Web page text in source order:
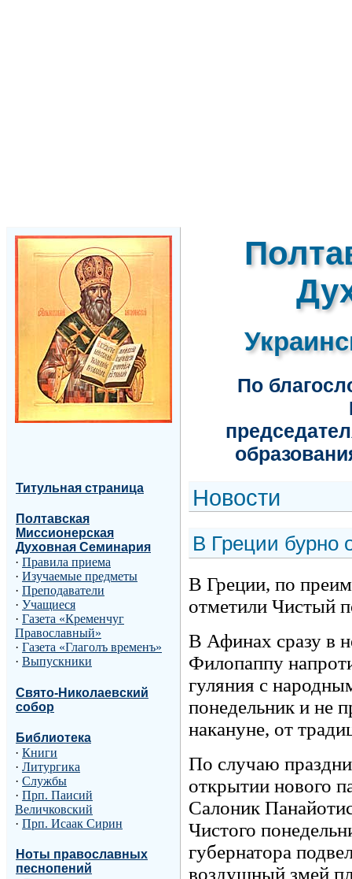
По
Титульная страница
Полтавская
Миссионерская
Духовная Семинария
· Правила приема
· Изучаемые предметы
· Преподаватели
· Учащиеся
· Газета «Кременчуг
Православный»
· Газета «Глаголъ временъ»
· Выпускники
Свято-Николаевский
собор
Библиотека
· Книги
· Литургика
· Службы
· Прп. Паисий
Величковский
· Прп. Исаак Сирин
Ноты православных
песнопений
Новости
В Греции бурно
В Греции, по
отметили Чистый
В Афинах сразу в
Филопаппу
гуляния с
понедельник и не
накануне, от
По случаю
открытии нового
Салоник
Чистого
губернатора
воздушный змей